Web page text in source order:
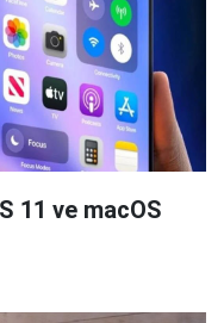
11 ve macOS